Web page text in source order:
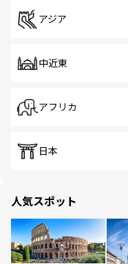
アジア
中近東
アフリカ
日本
人気スポット